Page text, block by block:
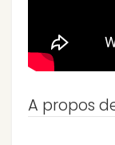
A propos